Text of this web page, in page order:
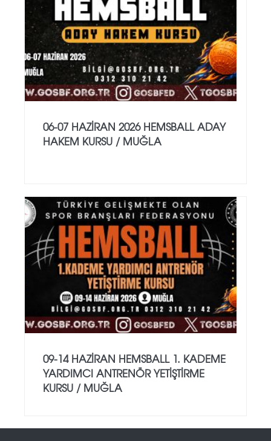
06-07 HAZİRAN 2026 HEMSBALL ADAY
HAKEM KURSU / MUĞLA
09-14 HAZİRAN HEMSBALL 1. KADEME
YARDIMCI ANTRENÖR YETİŞTİRME
KURSU / MUĞLA